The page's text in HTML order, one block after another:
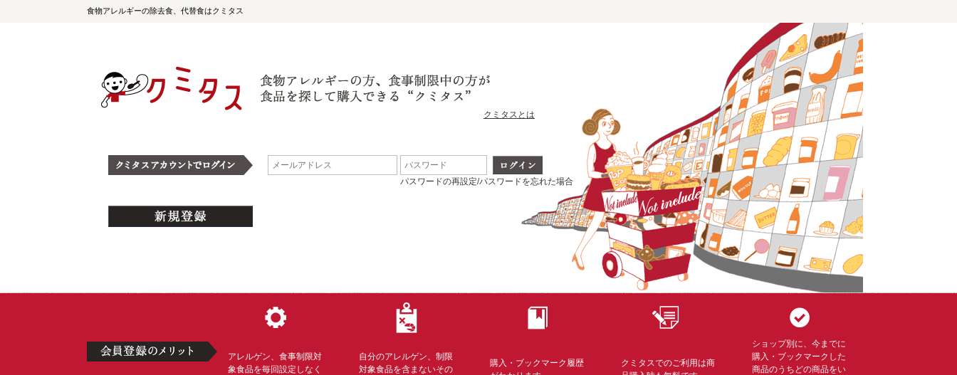
食物アレルギーの除去食、代替食はクミタス
クミタスとは
パスワードの再設定/パスワードを忘れた場合
アレルゲン、食事制限対
象食品を毎回設定しなく
自分のアレルゲン、制限
対象食品を含まないその
購入・ブックマーク履歴
クミタスでのご利用は商
ショップ別に、今までに
購入・ブックマークした
商品のうちどの商品をい